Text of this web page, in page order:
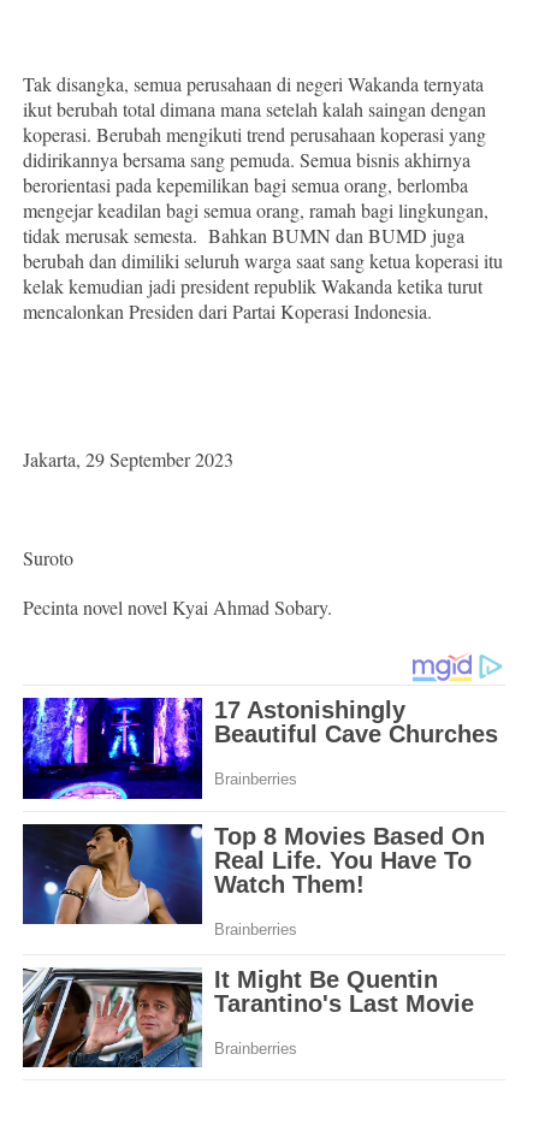
Tak disangka, semua perusahaan di negeri Wakanda ternyata
ikut berubah total dimana mana setelah kalah saingan dengan
koperasi. Berubah mengikuti trend perusahaan koperasi yang
didirikannya bersama sang pemuda. Semua bisnis akhirnya
berorientasi pada kepemilikan bagi semua orang, berlomba
mengejar keadilan bagi semua orang, ramah bagi lingkungan,
tidak merusak semesta. Bahkan BUMN dan BUMD juga
berubah dan dimiliki seluruh warga saat sang ketua koperasi itu
kelak kemudian jadi president republik Wakanda ketika turut
mencalonkan Presiden dari Partai Koperasi Indonesia.
Jakarta, 29 September 2023
Suroto
Pecinta novel novel Kyai Ahmad Sobary.